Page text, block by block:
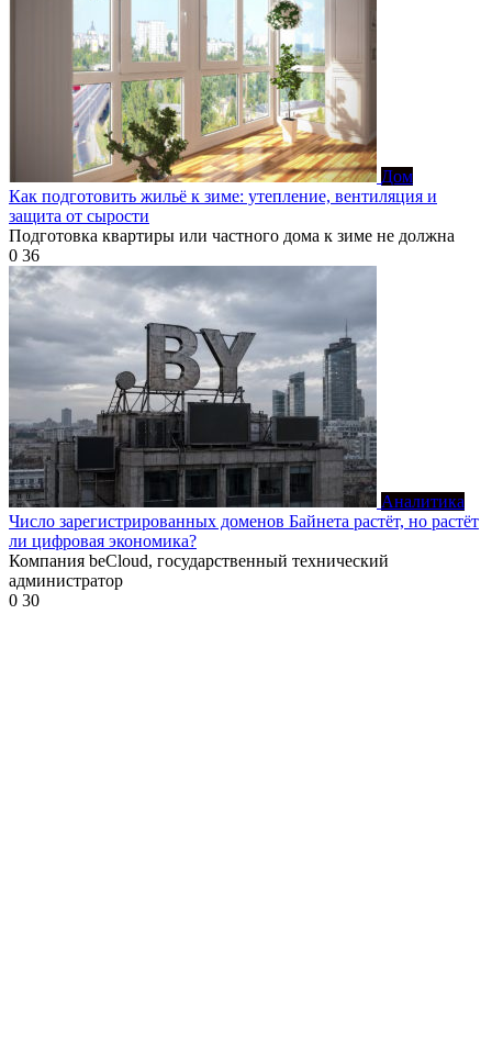
Дом
Как подготовить жильё к зиме: утепление, вентиляция и
защита от сырости
Подготовка квартиры или частного дома к зиме не должна
0 36
Аналитика
Число зарегистрированных доменов Байнета растёт, но растёт
ли цифровая экономика?
Компания beCloud, государственный технический
администратор
0 30